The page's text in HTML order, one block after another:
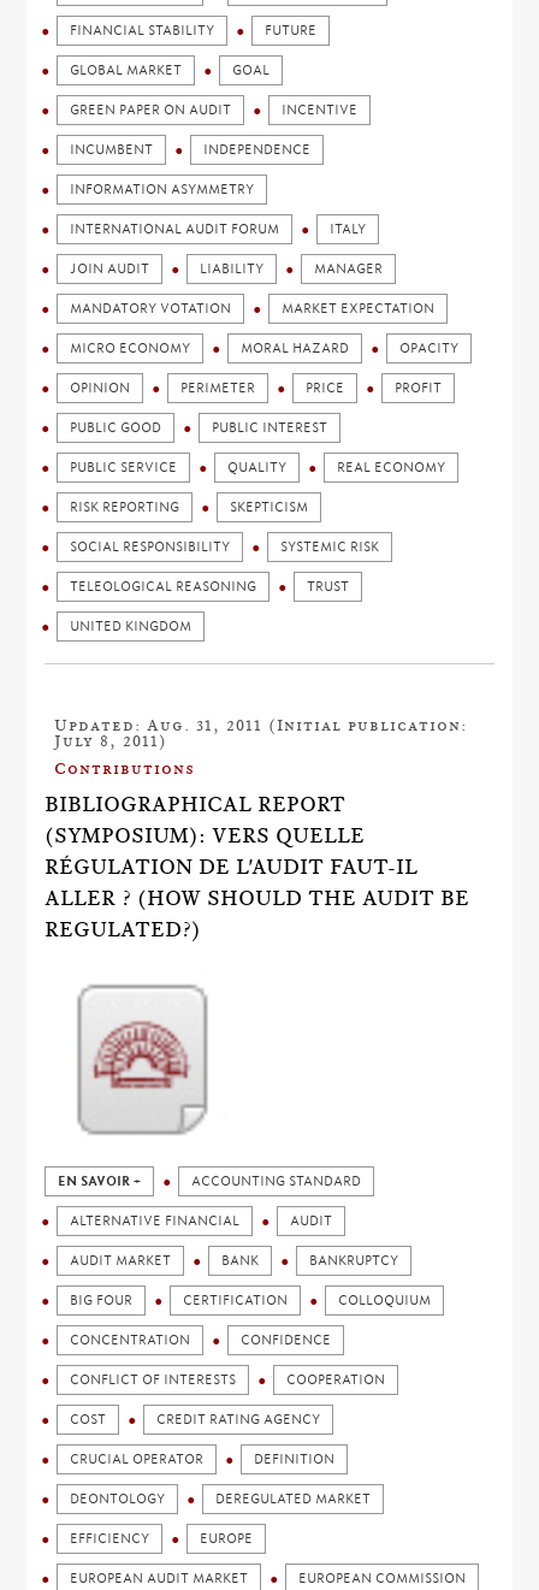
FINANCIAL STABILITY FUTURE
GLOBAL MARKET GOAL
GREEN PAPER ON AUDIT INCENTIVE
INCUMBENT INDEPENDENCE
INFORMATION ASYMMETRY
INTERNATIONAL AUDIT FORUM ITALY
JOIN AUDIT LIABILITY MANAGER
MANDATORY VOTATION MARKET EXPECTATION
MICRO ECONOMY MORAL HAZARD OPACITY
OPINION PERIMETER PRICE PROFIT
PUBLIC GOOD PUBLIC INTEREST
PUBLIC SERVICE QUALITY REAL ECONOMY
RISK REPORTING SKEPTICISM
SOCIAL RESPONSIBILITY SYSTEMIC RISK
TELEOLOGICAL REASONING TRUST
UNITED KINGDOM
Updated: Aug. 31, 2011 (Initial publication:
July 8, 2011)
Contributions
BIBLIOGRAPHICAL REPORT
(SYMPOSIUM): VERS QUELLE
RÉGULATION DE L'AUDIT FAUT-IL
ALLER ? (HOW SHOULD THE AUDIT BE
REGULATED?)
EN SAVOIR + ACCOUNTING STANDARD
ALTERNATIVE FINANCIAL AUDIT
AUDIT MARKET BANK BANKRUPTCY
BIG FOUR CERTIFICATION COLLOQUIUM
CONCENTRATION CONFIDENCE
CONFLICT OF INTERESTS COOPERATION
COST CREDIT RATING AGENCY
CRUCIAL OPERATOR DEFINITION
DEONTOLOGY DEREGULATED MARKET
EFFICIENCY EUROPE
EUROPEAN AUDIT MARKET EUROPEAN COMMISSION